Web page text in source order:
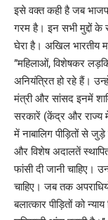
इसे वक्त कही है जब
गरम है। इन सभी मुद्दों
घेरा है। अखिल भारतीय
”महिलाओं, विशेषकर
अनियंत्रित हो रहे हैं।
मंत्री और सांसद इनमें
सरकारें (केंद्र और राज्य
में नाबालिग पीड़ितों से
और विशेष अदालतें स्थापित
फांसी दी जानी चाहिए।
चाहिए। जब तक
बलात्कार पीड़ितों को